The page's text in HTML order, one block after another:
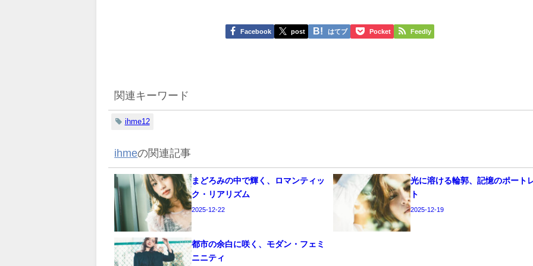
Facebook post はてブ Pocket Feedly
関連キーワード
ihme12
ihmeの関連記事
まどろみの中で輝く、ロマンティッ
ク・リアリズム
2025-12-22
光に溶ける輪郭、記憶のポート
ト
2025-12-19
都市の余白に咲く、モダン・フェミ
ニニティ